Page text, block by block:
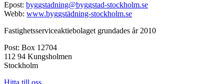
Epost: byggstadning@byggstad-stockholm.se
Webb: www.byggstädning-stockholm.se
Fastighetsserviceaktiebolaget grundades år 2010
Post: Box 12704
112 94 Kungsholmen
Stockholm